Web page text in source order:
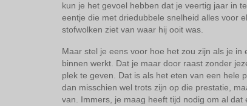
kun je het gevoel hebben dat je veertig jaar in
eentje die met driedubbele snelheid alles voor
stofwolken ziet van waar hij ooit was.
Maar stel je eens voor hoe het zou zijn als je
binnen werkt. Dat je maar door raast zonder
plek te geven. Dat is als het eten van een hele
dan misschien wel trots zijn op die prestatie,
van. Immers, je maag heeft tijd nodig om al